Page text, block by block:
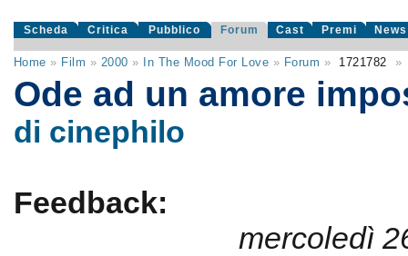
Scheda Critica Pubblico Forum Cast Premi News
Home » Film » 2000 » In The Mood For Love » Forum » 1721782 »
Ode ad un amore
di cinephilo
Feedback:
mercoledì